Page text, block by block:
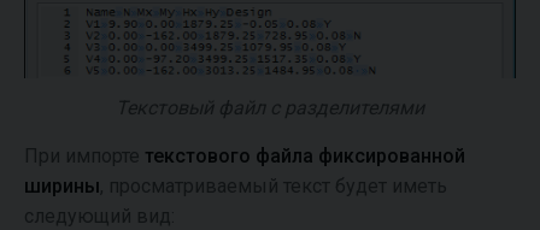
Текстовый файл с разделителями
При импорте текстового файла фиксированной
ширины, просматриваемый текст будет иметь
следующий вид: